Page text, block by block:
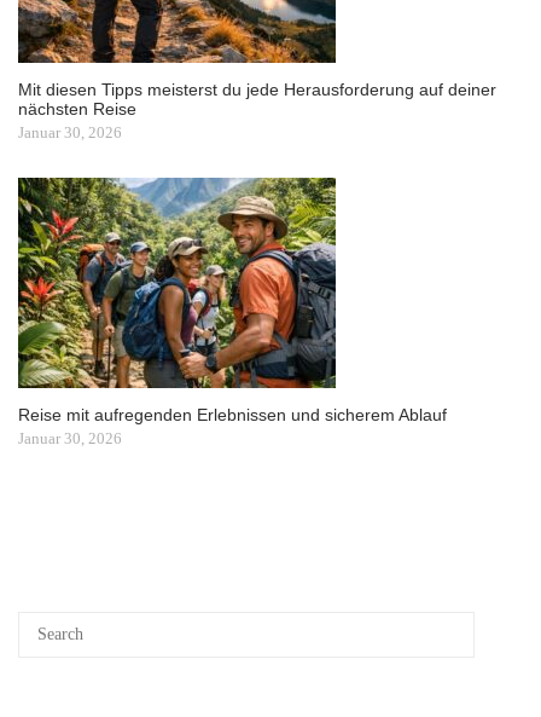
Mit diesen Tipps meisterst du jede Herausforderung auf deiner
nächsten Reise
Januar 30, 2026
Reise mit aufregenden Erlebnissen und sicherem Ablauf
Januar 30, 2026